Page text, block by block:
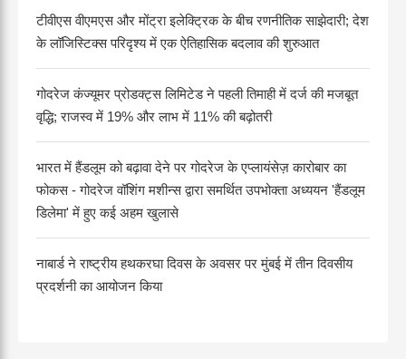
टीवीएस वीएमएस और मोंट्रा इलेक्ट्रिक के बीच रणनीतिक साझेदारी; देश
के लॉजिस्टिक्स परिदृश्य में एक ऐतिहासिक बदलाव की शुरुआत
गोदरेज कंज्यूमर प्रोडक्ट्स लिमिटेड ने पहली तिमाही में दर्ज की मजबूत
वृद्धि; राजस्व में 19% और लाभ में 11% की बढ़ोतरी
भारत में हैंडलूम को बढ़ावा देने पर गोदरेज के एप्लायंसेज़ कारोबार का
फोकस - गोदरेज वॉशिंग मशीन्स द्वारा समर्थित उपभोक्ता अध्ययन 'हैंडलूम
डिलेमा' में हुए कई अहम खुलासे
नाबार्ड ने राष्ट्रीय हथकरघा दिवस के अवसर पर मुंबई में तीन दिवसीय
प्रदर्शनी का आयोजन किया